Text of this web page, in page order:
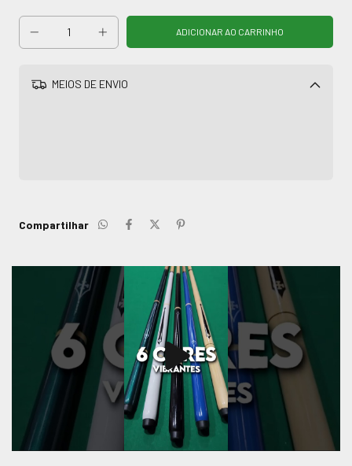
MEIOS DE ENVIO
Compartilhar